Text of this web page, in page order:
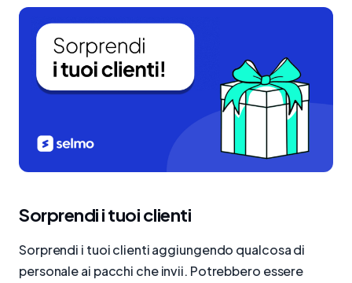
Sorprendi i tuoi clienti
Sorprendi i tuoi clienti aggiungendo qualcosa di
personale ai pacchi che invii. Potrebbero essere